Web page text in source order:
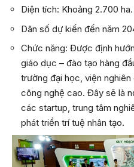
Diện tích: Khoảng 2.700 ha.
Dân số dự kiến đến năm
Chức năng: Được định
giáo dục – đào tạo hàng
trường đại học, viện
công nghệ cao. Đây sẽ là
các startup, trung tâm
phát triển trí tuệ nhân tạo.